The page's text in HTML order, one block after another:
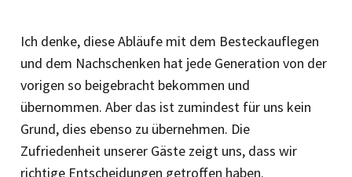
Ich denke, diese Abläufe mit dem Besteckauflegen
und dem Nachschenken hat jede Generation von der
vorigen so beigebracht bekommen und
übernommen. Aber das ist zumindest für uns kein
Grund, dies ebenso zu übernehmen. Die
Zufriedenheit unserer Gäste zeigt uns, dass wir
richtige Entscheidungen getroffen haben.